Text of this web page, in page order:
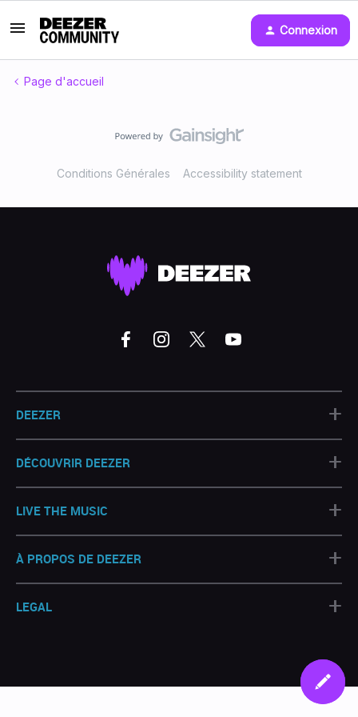
Connexion
Page d'accueil
Conditions Générales Accessibility statement
DEEZER +
DÉCOUVRIR DEEZER +
LIVE THE MUSIC +
À PROPOS DE DEEZER +
LEGAL +